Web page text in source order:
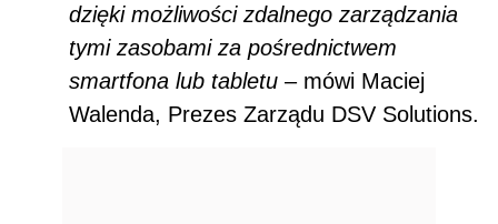
dzięki możliwości zdalnego zarządzania
tymi zasobami za pośrednictwem
smartfona lub tabletu – mówi Maciej
Walenda, Prezes Zarządu DSV Solutions.